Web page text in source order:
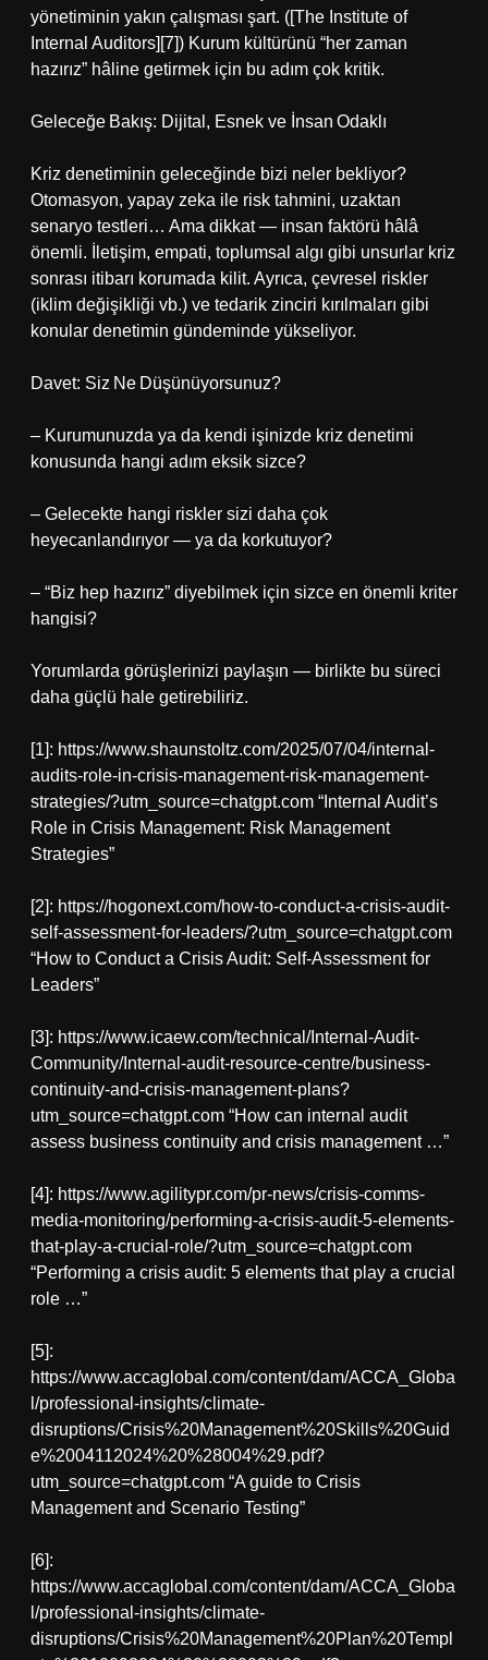
yönetiminin yakın çalışması şart. ([The Institute of
Internal Auditors][7]) Kurum kültürünü “her zaman
hazırız” hâline getirmek için bu adım çok kritik.
Geleceğe Bakış: Dijital, Esnek ve İnsan Odaklı
Kriz denetiminin geleceğinde bizi neler bekliyor?
Otomasyon, yapay zeka ile risk tahmini, uzaktan
senaryo testleri… Ama dikkat — insan faktörü hâlâ
önemli. İletişim, empati, toplumsal algı gibi unsurlar kriz
sonrası itibarı korumada kilit. Ayrıca, çevresel riskler
(iklim değişikliği vb.) ve tedarik zinciri kırılmaları gibi
konular denetimin gündeminde yükseliyor.
Davet: Siz Ne Düşünüyorsunuz?
– Kurumunuzda ya da kendi işinizde kriz denetimi
konusunda hangi adım eksik sizce?
– Gelecekte hangi riskler sizi daha çok
heyecanlandırıyor — ya da korkutuyor?
– “Biz hep hazırız” diyebilmek için sizce en önemli kriter
hangisi?
Yorumlarda görüşlerinizi paylaşın — birlikte bu süreci
daha güçlü hale getirebiliriz.
[1]: https://www.shaunstoltz.com/2025/07/04/internal-
audits-role-in-crisis-management-risk-management-
strategies/?utm_source=chatgpt.com “Internal Audit’s
Role in Crisis Management: Risk Management
Strategies”
[2]: https://hogonext.com/how-to-conduct-a-crisis-audit-
self-assessment-for-leaders/?utm_source=chatgpt.com
“How to Conduct a Crisis Audit: Self-Assessment for
Leaders”
[3]: https://www.icaew.com/technical/Internal-Audit-
Community/Internal-audit-resource-centre/business-
continuity-and-crisis-management-plans?
utm_source=chatgpt.com “How can internal audit
assess business continuity and crisis management …”
[4]: https://www.agilitypr.com/pr-news/crisis-comms-
media-monitoring/performing-a-crisis-audit-5-elements-
that-play-a-crucial-role/?utm_source=chatgpt.com
“Performing a crisis audit: 5 elements that play a crucial
role …”
[5]:
https://www.accaglobal.com/content/dam/ACCA_Globa
l/professional-insights/climate-
disruptions/Crisis%20Management%20Skills%20Guid
e%2004112024%20%28004%29.pdf?
utm_source=chatgpt.com “A guide to Crisis
Management and Scenario Testing”
[6]:
https://www.accaglobal.com/content/dam/ACCA_Globa
l/professional-insights/climate-
disruptions/Crisis%20Management%20Plan%20Templ